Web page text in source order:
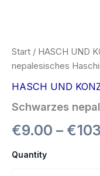
Start / HASCH UND
nepalesisches
HASCH UND
Schwarzes
€9.00 – €
Quantity